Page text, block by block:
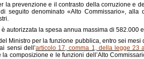
la prevenzione e il contrasto della corruzione e
seguito denominato «Alto Commissario», alla
autorizzata la spesa annua massima di 582.000
Ministro per la funzione pubblica, entro sei
sensi dell’articolo 17, comma 1, della legge 23
composizione e le funzioni dell’Alto